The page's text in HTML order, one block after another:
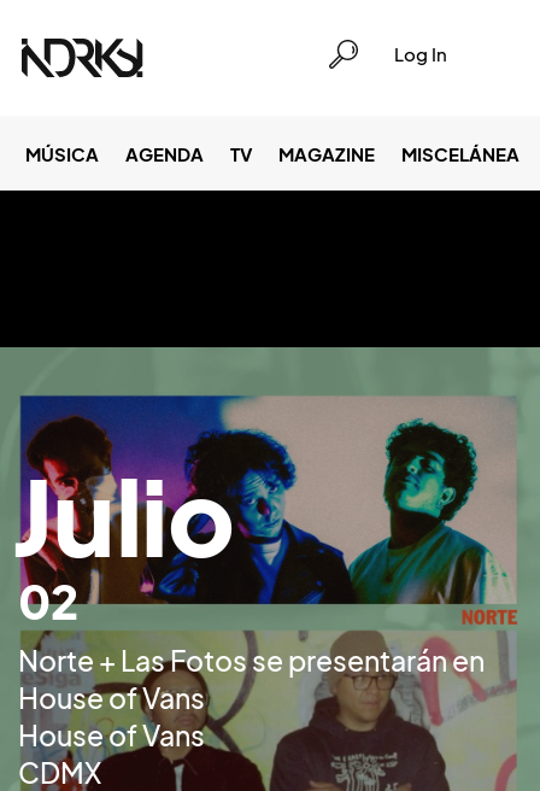
Log In
MÚSICA AGENDA TV MAGAZINE MISCELÁNEA
Julio
02
Norte + Las Fotos se presentarán en
House of Vans
House of Vans
CDMX